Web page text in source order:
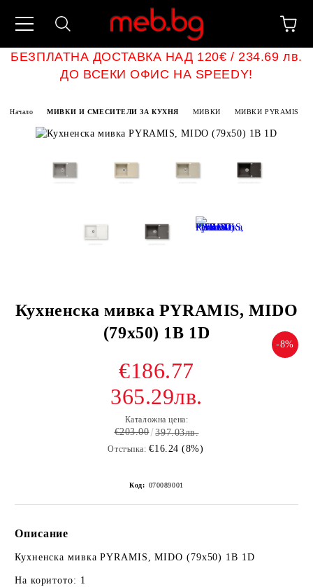
БЕЗПЛАТНА ДОСТАВКА НАД 120€ / 234.69 лв.
ДО ВСЕКИ ОФИС НА SPEEDY!
Начало МИВКИ И СМЕСИТЕЛИ ЗА КУХНЯ МИВКИ МИВКИ PYRAMIS
Кухненска мивка PYRAMIS, MIDO
(79x50) 1B 1D
-8%
€186.77
365.29лв.
Каталожна цена:
€203.00 397.03лв.
Отстъпка: €16.24 (8%)
Код: 070089001
Описание
Кухненска мивка PYRAMIS, MIDO (79x50) 1B 1D
На коритото: 1